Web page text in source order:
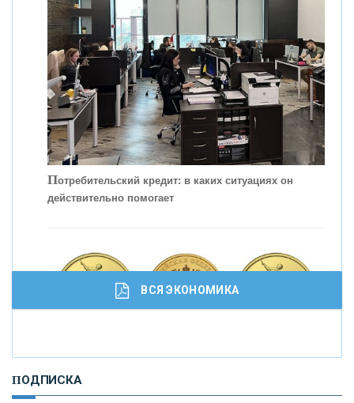
Скорость - один из главных трендов в
кредитовании бизнеса - «Интервью»
Потребительский кредит: в каких ситуациях он
действительно помогает
И
сохранения и увеличения капитала
ВСЯ ЭКОНОМИКА
ПОДПИСКА